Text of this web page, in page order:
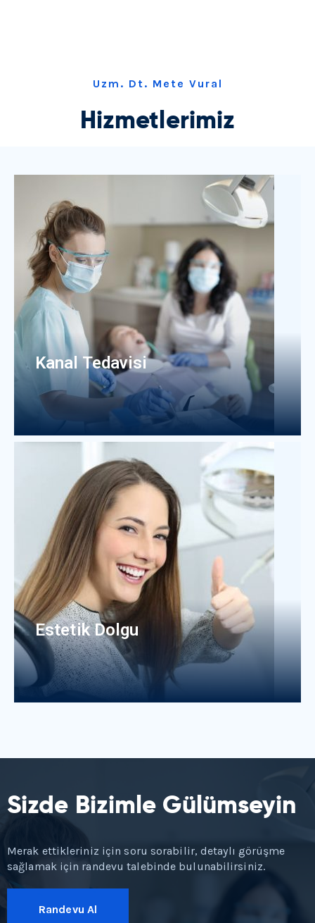
Uzm. Dt. Mete Vural
Hizmetlerimiz
Kanal Tedavisi
Estetik Dolgu
Sizde Bizimle Gülümseyin
Merak ettikleriniz için soru sorabilir, detaylı görüşme
sağlamak için randevu talebinde bulunabilirsiniz.
Randevu Al